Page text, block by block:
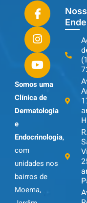
Somos uma
Clínica de
Dermatologia
e
Endocrinologia,
com
unidades nos
bairros de
Moema,
R.